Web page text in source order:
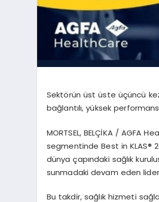
Sektörün üst üste üçüncü
bağlantılı, yüksek
MORTSEL, BELÇİKA / AGFA
segmentinde Best in KLAS®
dünya çapındaki sağlık
sunmadaki devam eden
Bu takdir, sağlık hizmeti sağ